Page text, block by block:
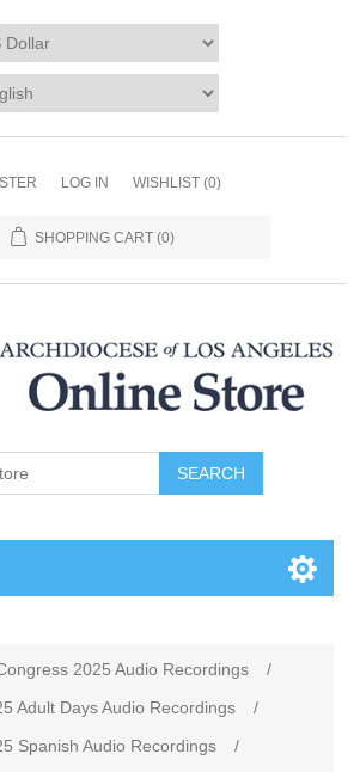
LOG IN WISHLIST (0)
SHOPPING CART (0)
SEARCH
2025 Audio Recordings
/
Adult Days Audio Recordings
/
Spanish Audio Recordings
/